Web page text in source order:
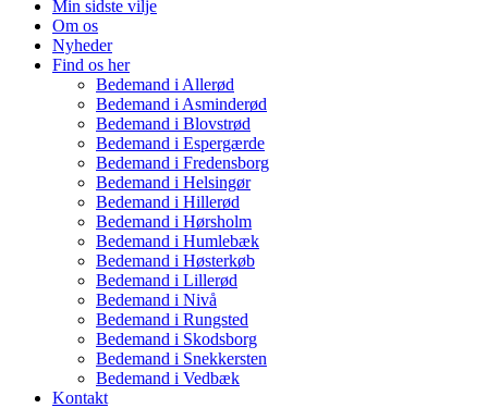
Min sidste vilje
Om os
Nyheder
Find os her
Bedemand i Allerød
Bedemand i Asminderød
Bedemand i Blovstrød
Bedemand i Espergærde
Bedemand i Fredensborg
Bedemand i Helsingør
Bedemand i Hillerød
Bedemand i Hørsholm
Bedemand i Humlebæk
Bedemand i Høsterkøb
Bedemand i Lillerød
Bedemand i Nivå
Bedemand i Rungsted
Bedemand i Skodsborg
Bedemand i Snekkersten
Bedemand i Vedbæk
Kontakt